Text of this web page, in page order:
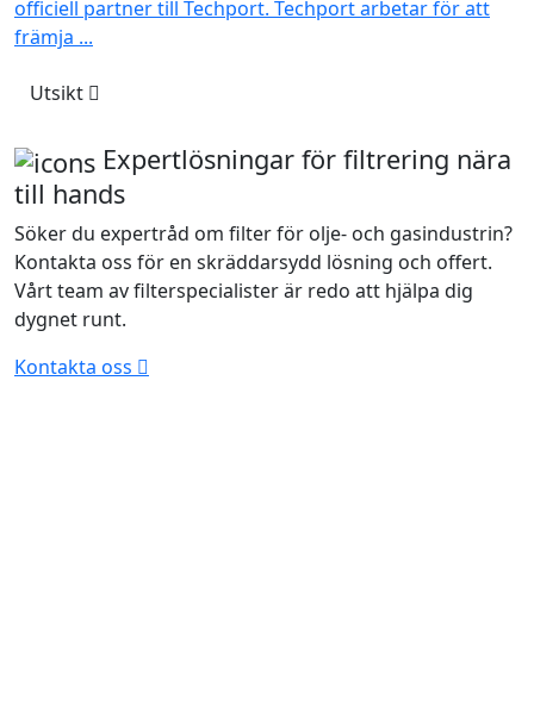
officiell partner till Techport. Techport arbetar för att
främja ...
Utsikt
Expertlösningar för filtrering nära
till hands
Söker du expertråd om filter för olje- och gasindustrin?
Kontakta oss för en skräddarsydd lösning och offert.
Vårt team av filterspecialister är redo att hjälpa dig
dygnet runt.
Kontakta oss